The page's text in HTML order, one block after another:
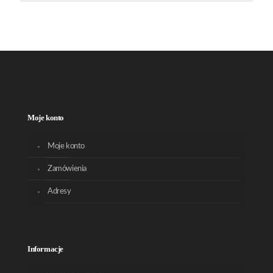
Moje konto
Moje konto
Zamówienia
Adresy
Informacje